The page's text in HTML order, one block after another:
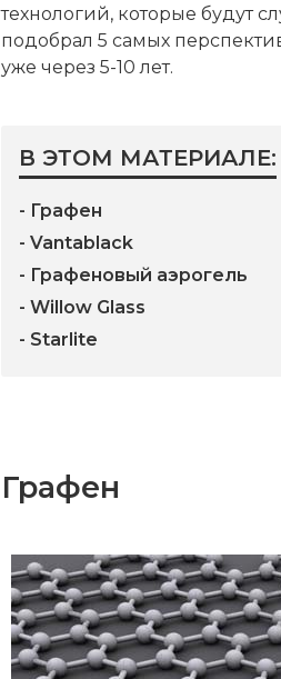
технологий, которые будут
подобрал 5 самых
уже через 5-10 лет.
В ЭТОМ МАТЕРИАЛЕ:
- Графен
- Vantablack
- Графеновый аэрогель
- Willow Glass
- Starlite
Графен